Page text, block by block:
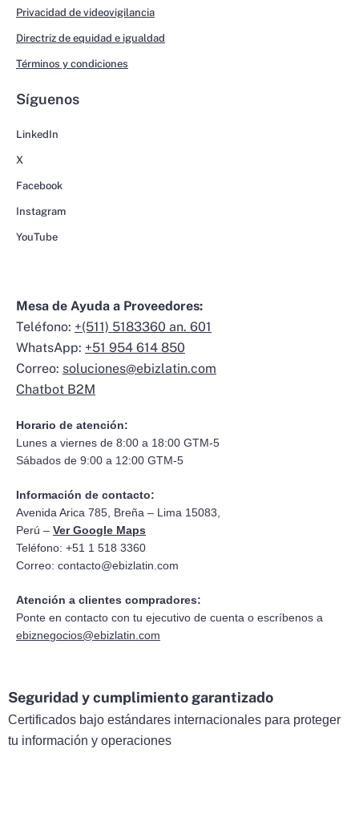
Privacidad de videovigilancia
Directriz de equidad e igualdad
Términos y condiciones
Síguenos
LinkedIn
X
Facebook
Instagram
YouTube
Mesa de Ayuda a Proveedores:
Teléfono: +(511) 5183360 an. 601
WhatsApp: +51 954 614 850
Correo: soluciones@ebizlatin.com
Chatbot B2M
Horario de atención:
Lunes a viernes de 8:00 a 18:00 GTM-5
Sábados de 9:00 a 12:00 GTM-5
Información de contacto:
Avenida Arica 785, Breña – Lima 15083,
Perú – Ver Google Maps
Teléfono: +51 1 518 3360
Correo: contacto@ebizlatin.com
Atención a clientes compradores:
Ponte en contacto con tu ejecutivo de cuenta o escríbenos a
ebiznegocios@ebizlatin.com
Seguridad y cumplimiento garantizado
Certificados bajo estándares internacionales para proteger
tu información y operaciones